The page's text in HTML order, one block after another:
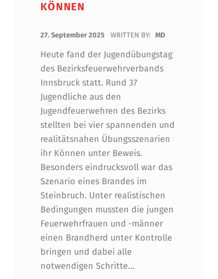
KÖNNEN
27. September 2025 WRITTEN BY: MD
Heute fand der Jugendübungstag
des Bezirksfeuerwehrverbands
Innsbruck statt. Rund 37
Jugendliche aus den
Jugendfeuerwehren des Bezirks
stellten bei vier spannenden und
realitätsnahen Übungsszenarien
ihr Können unter Beweis.
Besonders eindrucksvoll war das
Szenario eines Brandes im
Steinbruch. Unter realistischen
Bedingungen mussten die jungen
Feuerwehrfrauen und -männer
einen Brandherd unter Kontrolle
bringen und dabei alle
notwendigen Schritte…